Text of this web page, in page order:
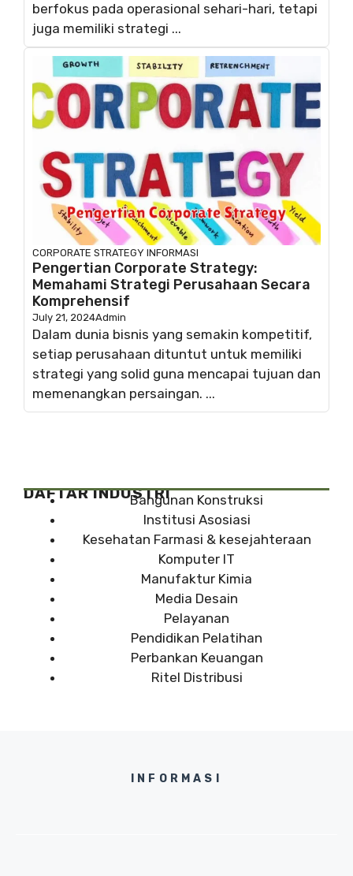
berfokus pada operasional sehari-hari, tetapi
juga memiliki strategi ...
CORPORATE STRATEGY INFORMASI
Pengertian Corporate Strategy:
Memahami Strategi Perusahaan Secara
Komprehensif
July 21, 2024Admin
Dalam dunia bisnis yang semakin kompetitif,
setiap perusahaan dituntut untuk memiliki
strategi yang solid guna mencapai tujuan dan
memenangkan persaingan. ...
DAFTAR INDUSTRIBangunan Konstruksi
Institusi Asosiasi
Kesehatan Farmasi & kesejahteraan
Komputer IT
Manufaktur Kimia
Media Desain
Pelayanan
Pendidikan Pelatihan
Perbankan Keuangan
Ritel Distribusi
INFORMASI